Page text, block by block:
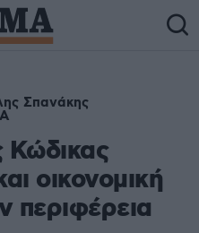
Σπανάκης
οικονομική
περιφέρεια